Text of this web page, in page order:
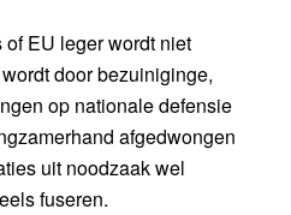
EU leger wordt niet
door bezuiniginge,
op nationale defensie
afgedwongen
uit noodzaak wel
fuseren.